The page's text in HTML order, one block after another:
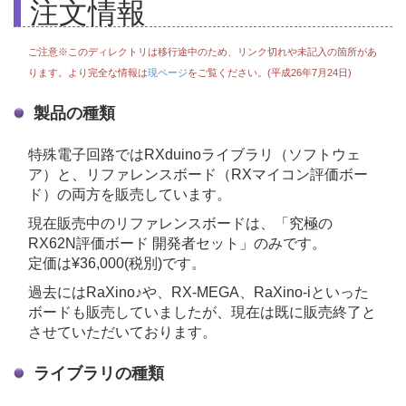
注文情報
ご注意※このディレクトリは移行途中のため、リンク切れや未記入の箇所があ
ります。より完全な情報は現ページをご覧ください。(平成26年7月24日)
製品の種類
特殊電子回路ではRXduinoライブラリ（ソフトウェ
ア）と、リファレンスボード（RXマイコン評価ボー
ド）の両方を販売しています。
現在販売中のリファレンスボードは、「究極の
RX62N評価ボード 開発者セット」のみです。
定価は¥36,000(税別)です。
過去にはRaXino♪や、RX-MEGA、RaXino-iといった
ボードも販売していましたが、現在は既に販売終了と
させていただいております。
ライブラリの種類